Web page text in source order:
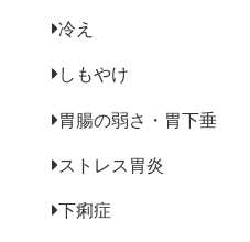
冷え
しもやけ
胃腸の弱さ・胃下垂
ストレス胃炎
下痢症